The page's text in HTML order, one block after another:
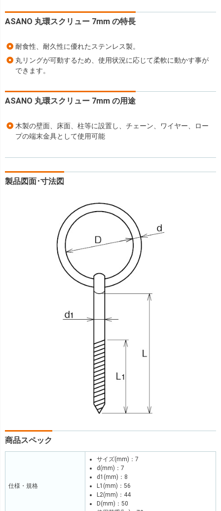
ASANO 丸環スクリュー 7mm の特長
耐食性、耐久性に優れたステンレス製。
丸リングが可動するため、使用状況に応じて柔軟に動かす事が
できます。
ASANO 丸環スクリュー 7mm の用途
木製の壁面、床面、柱等に設置し、チェーン、ワイヤー、ロー
プの端末金具として使用可能
製品図面･寸法図
商品スペック
仕様・規格
サイズ(mm)：7
d(mm)：7
d1(mm)：8
L1(mm)：56
L2(mm)：44
D(mm)：50